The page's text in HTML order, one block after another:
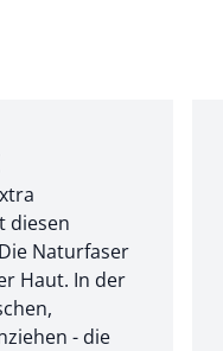
diesen
Naturfaser
Haut. In der
- die